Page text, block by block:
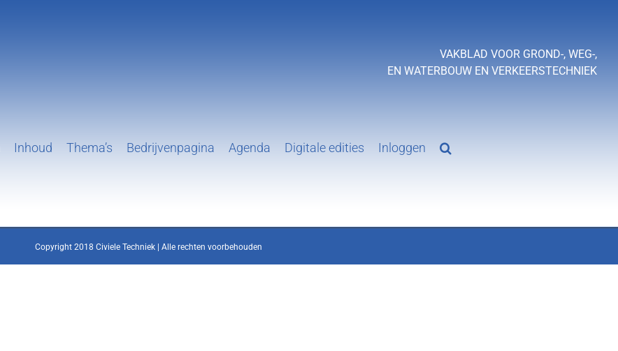
VAKBLAD VOOR GROND-, WEG-,
EN WATERBOUW EN VERKEERSTECHNIEK
Inhoud Thema’s Bedrijvenpagina Agenda Digitale edities Inloggen
Copyright 2018 Civiele Techniek | Alle rechten voorbehouden